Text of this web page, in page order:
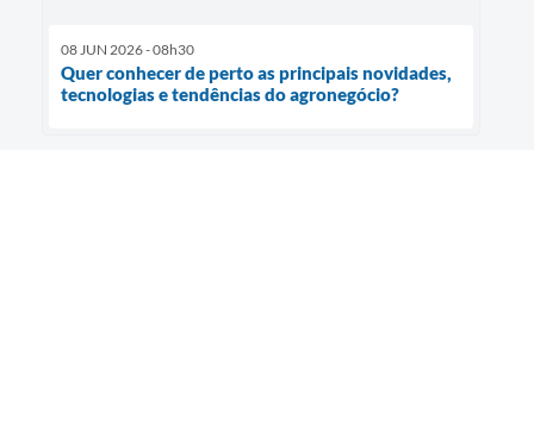
08 JUN 2026 - 08h30
Quer conhecer de perto as principais novidades,
tecnologias e tendências do agronegócio?